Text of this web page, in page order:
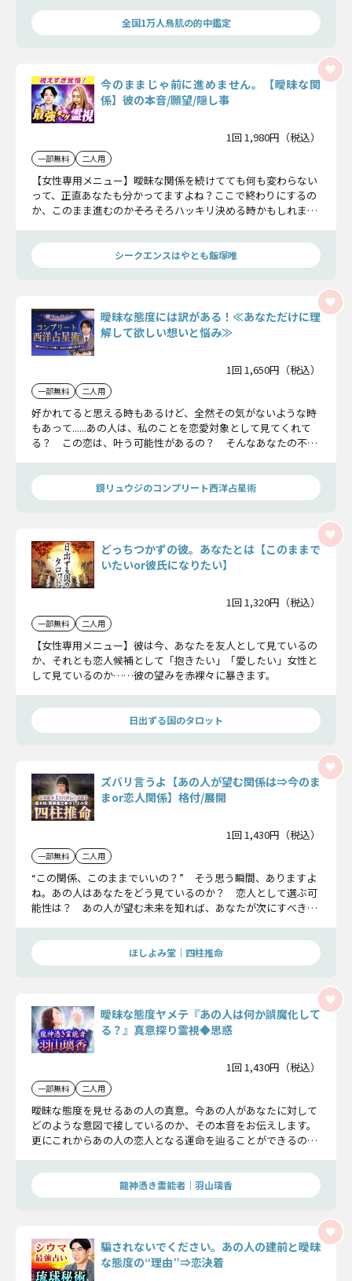
全国1万人鳥肌の的中鑑定
今のままじゃ前に進めません。【曖昧な関
係】彼の本音/願望/隠し事
1回 1,980円（税込）
一部無料 二人用
【女性専用メニュー】曖昧な関係を続けてても何も変わらない
って、正直あなたも分かってますよね？ここで終わりにするの
か、このまま進むのか――そろそろハッキリ決める時かもしれませ
とめてお伝えしますね。
シークエンスはやとも飯塚唯
曖昧な態度には訳がある！≪あなただけに理
解して欲しい想いと悩み≫
1回 1,650円（税込）
一部無料 二人用
好かれてると思える時もあるけど、全然その気がないような時
もあって......あの人は、私のことを恋愛対象として見てくれて
る？ この恋は、叶う可能性があるの？ そんなあなたの不安
の転機を教えます。
鏡リュウジのコンプリート西洋占星術
どっちつかずの彼。あなたとは【このままで
いたいor彼氏になりたい】
1回 1,320円（税込）
一部無料 二人用
【女性専用メニュー】彼は今、あなたを友人として見ているの
か、それとも恋人候補として「抱きたい」「愛したい」女性と
して見ているのか……彼の望みを赤裸々に暴きます。
日出ずる国のタロット
ズバリ言うよ【あの人が望む関係は⇒今のま
まor恋人関係】格付/展開
1回 1,430円（税込）
一部無料 二人用
“この関係、このままでいいの？” そう思う瞬間、ありますよ
ね。あの人はあなたをどう見ているのか？ 恋人として選ぶ可
能性は？ あの人が望む未来を知れば、あなたが次にすべきこ
ほしよみ堂｜四柱推命
曖昧な態度ヤメテ『あの人は何か誤魔化して
る？』真意探り霊視◆思惑
1回 1,430円（税込）
一部無料 二人用
曖昧な態度を見せるあの人の真意。今あの人があなたに対して
どのような意図で接しているのか、その本音をお伝えします。
更にこれからあの人の恋人となる運命を辿ることができるの
龍神憑き霊能者｜羽山璃香
騙されないでください。あの人の建前と曖昧
な態度の“理由”⇒恋決着